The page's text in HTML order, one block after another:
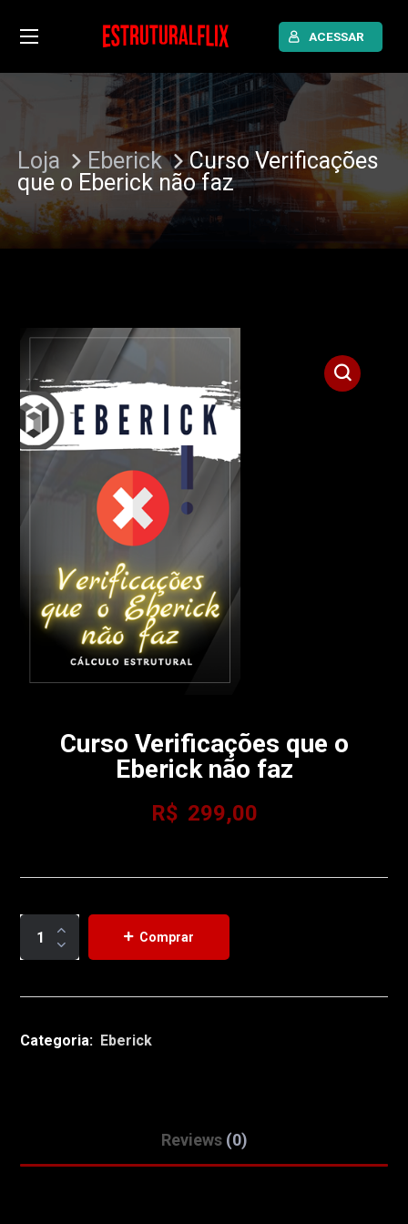
ACESSAR
Loja Eberick
Curso Verificações
que o Eberick não faz
Curso Verificações que o
Eberick não faz
R$ 299,00
Categoria: Eberick
Comprar
Reviews (0)